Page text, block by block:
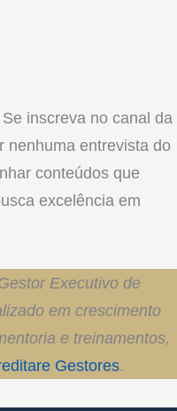
Se inscreva no canal da
nenhuma entrevista do
conteúdos que
excelência em
Executivo de
em crescimento
e treinamentos,
Gestores.